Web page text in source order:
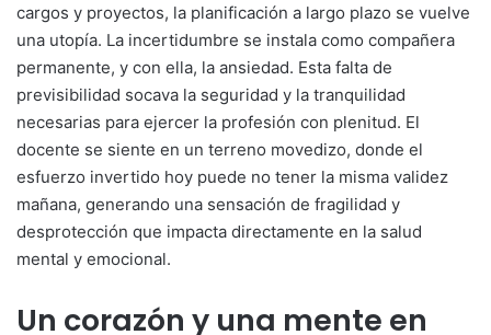
cargos y proyectos, la planificación a largo plazo se vuelve
una utopía. La incertidumbre se instala como compañera
permanente, y con ella, la ansiedad. Esta falta de
previsibilidad socava la seguridad y la tranquilidad
necesarias para ejercer la profesión con plenitud. El
docente se siente en un terreno movedizo, donde el
esfuerzo invertido hoy puede no tener la misma validez
mañana, generando una sensación de fragilidad y
desprotección que impacta directamente en la salud
mental y emocional.
Un corazón y una mente en